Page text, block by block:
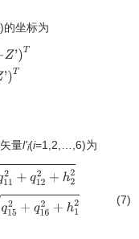
的坐标为
量l'i(i=1,2,…,6)为
2l'3 q 132 q 142 4=q
(7)